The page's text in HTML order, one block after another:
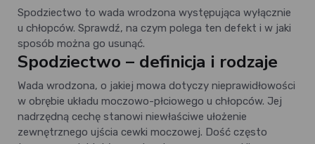
Spodziectwo to wada wrodzona występująca wyłącznie
u chłopców. Sprawdź, na czym polega ten defekt i w jaki
sposób można go usunąć.
Spodziectwo – definicja i rodzaje
Wada wrodzona, o jakiej mowa dotyczy nieprawidłowości
w obrębie układu moczowo-płciowego u chłopców. Jej
nadrzędną cechę stanowi niewłaściwe ułożenie
zewnętrznego ujścia cewki moczowej. Dość często